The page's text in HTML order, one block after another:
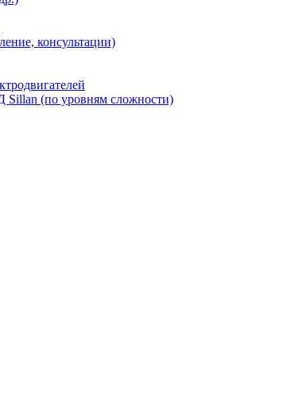
консультации)
(по уровням сложности)